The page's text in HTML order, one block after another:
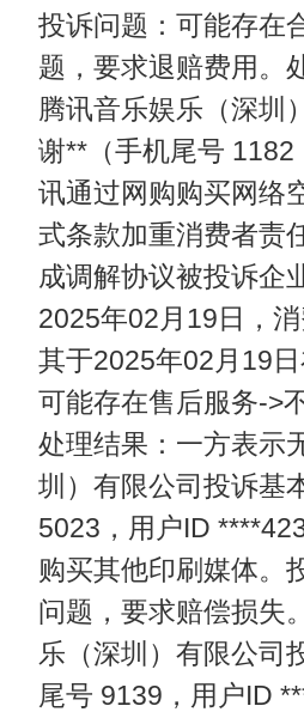
投诉问题：可能存在
题，要求退赔费用。
腾讯音乐娱乐（深圳
谢**（手机尾号
讯通过网购购买网络
式条款加重消费者责
成调解协议被投诉企
2025年02月19日，
其于2025年02月19
可能存在售后服务->
处理结果：一方表示
圳）有限公司投诉基
5023，用户ID
购买其他印刷媒体。
问题，要求赔偿损失
乐（深圳）有限公司
尾号 9139，用户ID